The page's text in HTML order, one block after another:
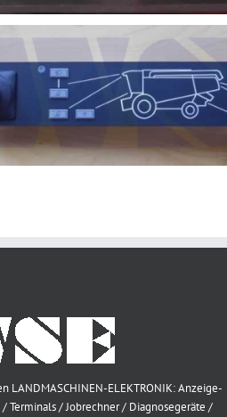
LANDMASCHINEN-ELEKTRONIK: Anzeige-
Terminals / Jobrechner / Diagnosegeräte /